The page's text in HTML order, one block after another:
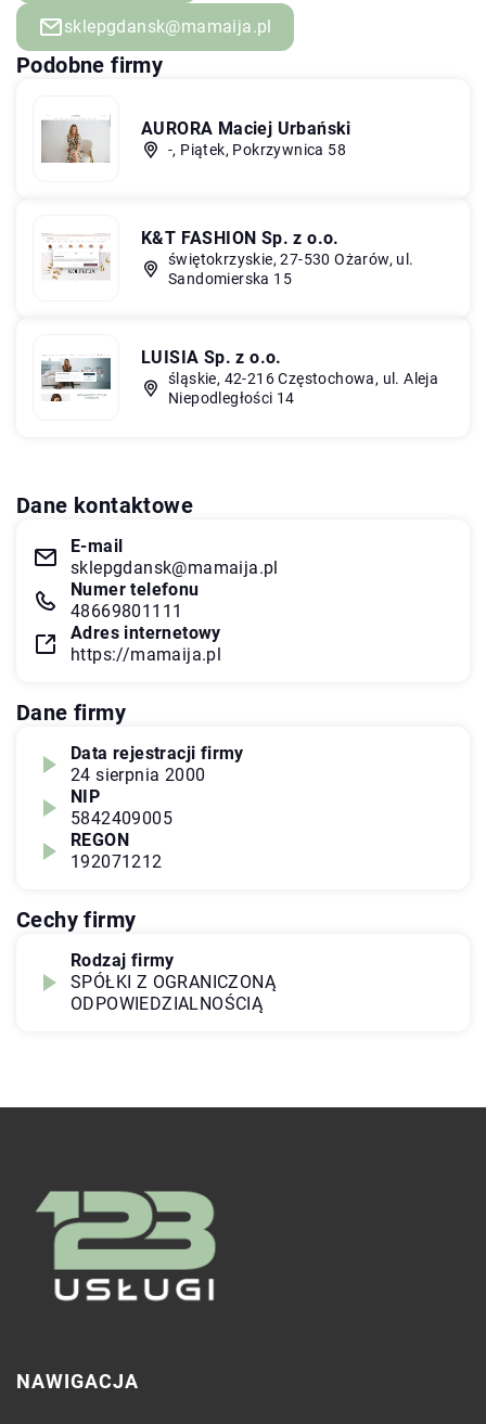
sklepgdansk@mamaija.pl
Podobne firmy
AURORA Maciej Urbański
-, Piątek, Pokrzywnica 58
K&T FASHION Sp. z o.o.
świętokrzyskie, 27-530 Ożarów, ul.
Sandomierska 15
LUISIA Sp. z o.o.
śląskie, 42-216 Częstochowa, ul. Aleja
Niepodległości 14
Dane kontaktowe
E-mail
sklepgdansk@mamaija.pl
Numer telefonu
48669801111
Adres internetowy
https://mamaija.pl
Dane firmy
Data rejestracji firmy
24 sierpnia 2000
NIP
5842409005
REGON
192071212
Cechy firmy
Rodzaj firmy
SPÓŁKI Z OGRANICZONĄ
ODPOWIEDZIALNOŚCIĄ
NAWIGACJA